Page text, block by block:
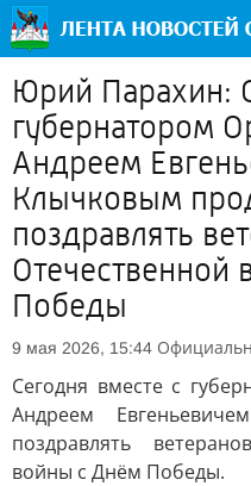
Юрий Парахин:
губернатором
Андреем
Клычковым
поздравлять
Победы
9 мая 2026, 15:44
Сегодня вместе с
Андреем
поздравлять
войны с Днём Победы.